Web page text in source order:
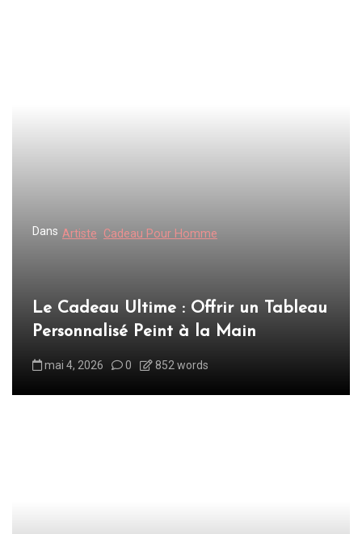
i
Dans Artiste Cadeau Pour Homme
Le Cadeau Ultime : Offrir un Tableau
Personnalisé Peint à la Main
mai 4, 2026 0 852 words